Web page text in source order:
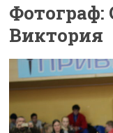
Фотограф:
Виктория